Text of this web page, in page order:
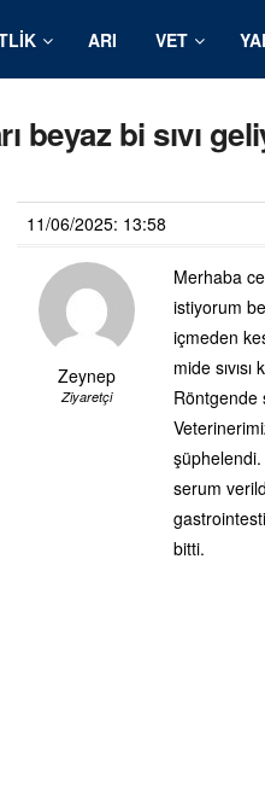
ARI VET
beyaz bi sıvı
11/06/2025: 13:58
Zeynep
Ziyaretçi
Merhaba
istiyorum
içmeden
mide
Röntgende
şüphelendi.
serum
bitti.